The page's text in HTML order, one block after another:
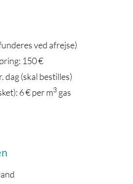
ved afrejse)
150 €
(skal bestilles)
6 € per m3gas